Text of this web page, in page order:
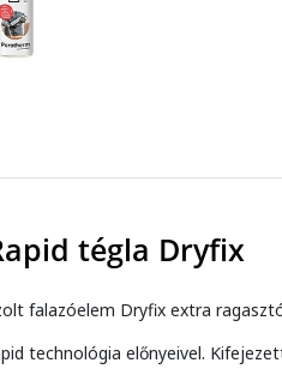
tégla Dryfix
falazóelem Dryfix extra
technológia előnyeivel.